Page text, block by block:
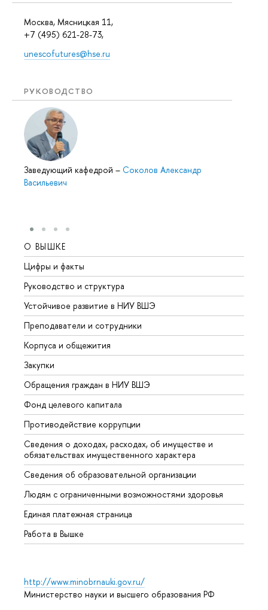
Москва, Мясницкая 11,
+7 (495) 621-28-73,
unescofutures@hse.ru
РУКОВОДСТВО
Заведующий кафедрой – Соколов Александр
Васильевич
О ВЫШКЕ
Цифры и факты
Руководство и структура
Устойчивое развитие в НИУ ВШЭ
Преподаватели и сотрудники
Корпуса и общежития
Закупки
Обращения граждан в НИУ ВШЭ
Фонд целевого капитала
Противодействие коррупции
Сведения о доходах, расходах, об имуществе и
обязательствах имущественного характера
Сведения об образовательной организации
Людям с ограниченными возможностями здоровья
Единая платежная страница
Работа в Вышке
http://www.minobrnauki.gov.ru/
Министерство науки и высшего образования РФ